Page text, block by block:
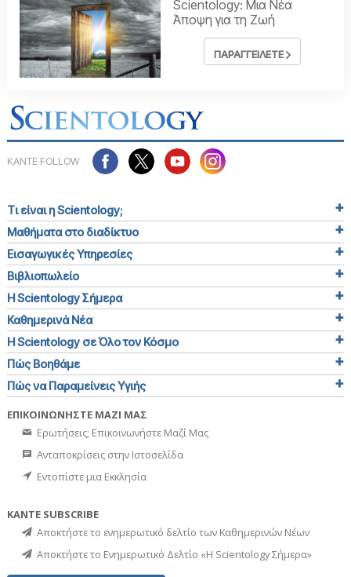
Scientology: Μια Νέα
Άποψη για τη Ζωή
ΠΑΡΑΓΓΕΙΛΕΤΕ
ΚΑΝΤΕ FOLLOW
Τι είναι η Scientology;
Μαθήματα στο διαδίκτυο
Εισαγωγικές Υπηρεσίες
Βιβλιοπωλείο
Η Scientology Σήμερα
Καθημερινά Νέα
Η Scientology σε Όλο τον Κόσμο
Πώς Βοηθάμε
Πώς να Παραμείνεις Υγιής
ΕΠΙΚΟΙΝΩΝΗΣΤΕ ΜΑΖΙ ΜΑΣ
Ερωτήσεις; Επικοινωνήστε Μαζί Μας
Ανταποκρίσεις στην Ιστοσελίδα
Εντοπίστε μια Εκκλησία
ΚΑΝΤΕ SUBSCRIBE
Αποκτήστε το ενημερωτικό δελτίο των Καθημερινών Νέων
Αποκτήστε το Ενημερωτικό Δελτίο «Η Scientology Σήμερα»